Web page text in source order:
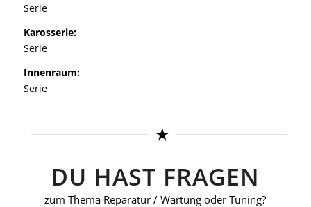
Serie
Karosserie:
Serie
Innenraum:
Serie
DU HAST FRAGEN
zum Thema Reparatur / Wartung oder Tuning?